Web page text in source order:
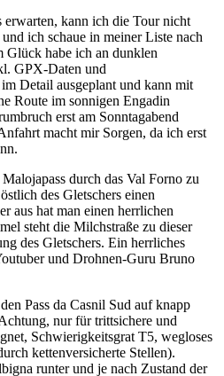
kann ich die Tour nicht
ich schaue in meiner Liste nach
Glück habe ich an dunklen
GPX-Daten und
Detail ausgeplant und kann mit
Route im sonnigen Engadin
erst am Sonntagabend
macht mir Sorgen, da ich erst
durch das Val Forno zu
des Gletschers einen
aus hat man einen herrlichen
steht die Milchstraße zu dieser
des Gletschers. Ein herrliches
und Drohnen-Guru Bruno
Pass da Casnil Sud auf knapp
nur für trittsichere und
Schwierigkeitsgrat T5, wegloses
kettenversicherte Stellen).
runter und je nach Zustand der